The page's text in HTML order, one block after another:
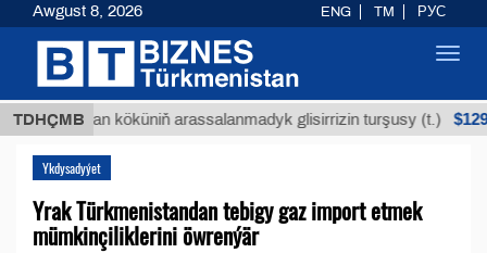
TDHÇMB
Buýan köküniň arassalanmadyk glisirrizin turşusy (t.) $12935,18
Ykdysadyýet
Yrak Türkmenistandan tebigy gaz import etmek
mümkinçiliklerini öwrenýär
Awgust 8, 2026 ENG TM РУС